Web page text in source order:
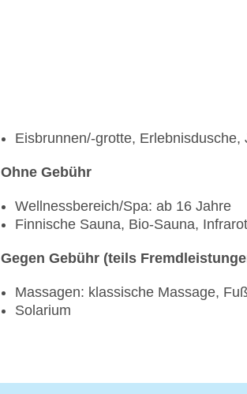
Eisbrunnen/-grotte, Erlebnisdusche,
Ohne Gebühr
Wellnessbereich/Spa: ab 16 Jahre
Finnische Sauna, Bio-Sauna,
Gegen Gebühr (teils
Massagen: klassische Massage,
Solarium